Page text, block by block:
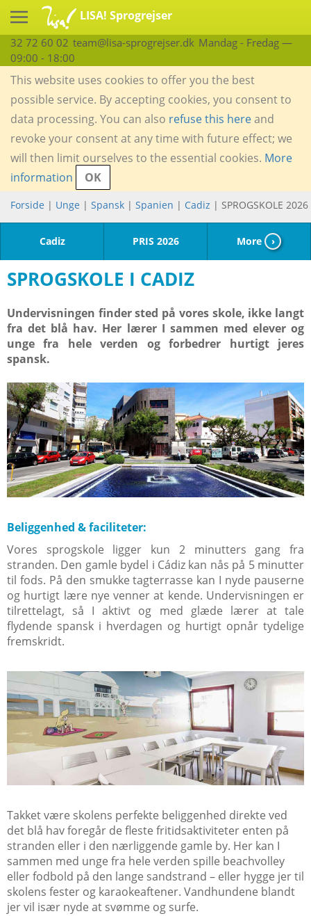
LISA! Sprogrejser
32 72 60 02 team@lisa-sprogrejser.dk Mandag - Fredag —
09:00 - 18:00
This website uses cookies to offer you the best
possible service. By accepting cookies, you consent to
data processing. You can also refuse this hereand
revoke your consent at any time with future effect; we
will then limit ourselves to the essential cookies. More
information
OK
Forside | Unge | Spansk | Spanien | Cadiz | SPROGSKOLE 2026
Cadiz PRIS 2026 More ›
SPROGSKOLE I CADIZ
Undervisningen finder sted på vores skole, ikke langt
fra det blå hav. Her lærer I sammen med elever og
unge fra hele verden og forbedrer hurtigt jeres
spansk.
Beliggenhed & faciliteter:
Vores sprogskole ligger kun 2 minutters gang fra
stranden. Den gamle bydel i Cádiz kan nås på 5 minutter
til fods. På den smukke tagterrasse kan I nyde pauserne
og hurtigt lære nye venner at kende. Undervisningen er
tilrettelagt, så I aktivt og med glæde lærer at tale
flydende spansk i hverdagen og hurtigt opnår tydelige
fremskridt.
Takket være skolens perfekte beliggenhed direkte ved
det blå hav foregår de fleste fritidsaktiviteter enten på
stranden eller i den nærliggende gamle by. Her kan I
sammen med unge fra hele verden spille beachvolley
eller fodbold på den lange sandstrand – eller hygge jer til
skolens fester og karaokeaftener. Vandhundene blandt
jer vil især nyde at svømme og surfe.